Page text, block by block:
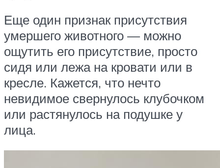
Еще один признак присутствия
умершего животного — можно
ощутить его присутствие, просто
сидя или лежа на кровати или в
кресле. Кажется, что нечто
невидимое свернулось клубочком
или растянулось на подушке у
лица.